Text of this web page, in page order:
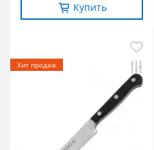
Купить
Хит продаж